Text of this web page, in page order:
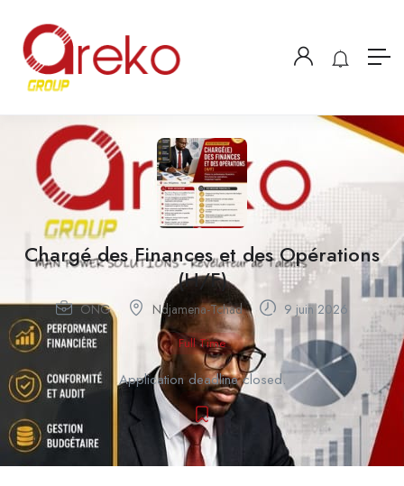
Chargé des Finances et des Opérations
(H/F)
ONG Ndjamena-Tchad 9 juin 2026
Full Time
Application deadline closed.